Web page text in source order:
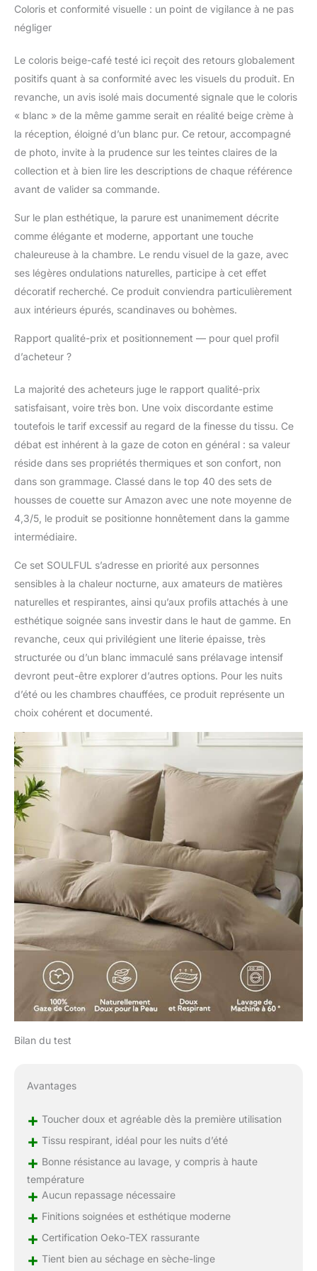
d'environnement.
contacter en cas de
problème. Nous ferons
de notre mieux pour
vous aider jusqu'à ce
satisfait. SOULFUL
parure de housse de
couette ensemble
comprend 1 housse de
et 2 Taie d'oreiller
housse de couette est
livré dans un bel
emballage, également
un excellent cadeau
anniversaires, les
festivals.
Coloris et conformité visuelle : un point de vigilance à ne pas
négliger
Le coloris beige-café testé ici reçoit des retours globalement
positifs quant à sa conformité avec les visuels du produit. En
revanche, un avis isolé mais documenté signale que le coloris
« blanc » de la même gamme serait en réalité beige crème à
la réception, éloigné d’un blanc pur. Ce retour, accompagné
de photo, invite à la prudence sur les teintes claires de la
collection et à bien lire les descriptions de chaque référence
avant de valider sa commande.
Sur le plan esthétique, la parure est unanimement décrite
comme élégante et moderne, apportant une touche
chaleureuse à la chambre. Le rendu visuel de la gaze, avec
ses légères ondulations naturelles, participe à cet effet
décoratif recherché. Ce produit conviendra particulièrement
aux intérieurs épurés, scandinaves ou bohèmes.
Rapport qualité-prix et positionnement — pour quel profil
d’acheteur ?
La majorité des acheteurs juge le rapport qualité-prix
satisfaisant, voire très bon. Une voix discordante estime
toutefois le tarif excessif au regard de la finesse du tissu. Ce
débat est inhérent à la gaze de coton en général : sa valeur
réside dans ses propriétés thermiques et son confort, non
dans son grammage. Classé dans le top 40 des sets de
housses de couette sur Amazon avec une note moyenne de
4,3/5, le produit se positionne honnêtement dans la gamme
intermédiaire.
Ce set SOULFUL s’adresse en priorité aux personnes
sensibles à la chaleur nocturne, aux amateurs de matières
naturelles et respirantes, ainsi qu’aux profils attachés à une
esthétique soignée sans investir dans le haut de gamme. En
revanche, ceux qui privilégient une literie épaisse, très
structurée ou d’un blanc immaculé sans prélavage intensif
devront peut-être explorer d’autres options. Pour les nuits
d’été ou les chambres chauffées, ce produit représente un
choix cohérent et documenté.
Bilan du test
Avantages
+ Toucher doux et agréable dès la première utilisation
+ Tissu respirant, idéal pour les nuits d’été
+ Bonne résistance au lavage, y compris à haute
température
+ Aucun repassage nécessaire
+ Finitions soignées et esthétique moderne
+ Certification Oeko-TEX rassurante
+ Tient bien au séchage en sèche-linge